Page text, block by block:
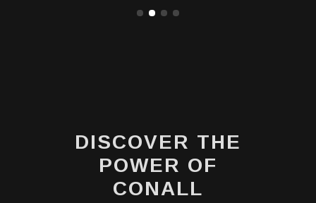
DISCOVER THE
POWER OF
CONALL